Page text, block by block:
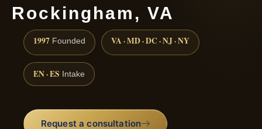
Rockingham, VA
1997 Founded VA · MD · DC · NJ · NY
EN · ES Intake
Request a consultation